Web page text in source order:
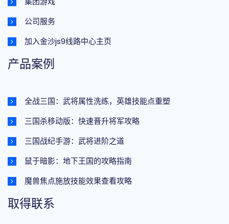
公司服务
加入金沙js9线路中心主页
产品案例
全战三国：武将属性洗练，英雄技能点重塑
三国杀移动版：快速晋升将军攻略
三国战纪手游：武将进阶之道
鼠于暗影：地下王国的攻略指南
魔兽焦点施放技能效果查看攻略
取得联系